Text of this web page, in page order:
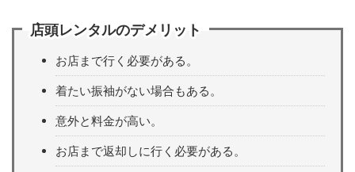
店頭レンタルのデメリット
お店まで行く必要がある。
着たい振袖がない場合もある。
意外と料金が高い。
お店まで返却しに行く必要がある。